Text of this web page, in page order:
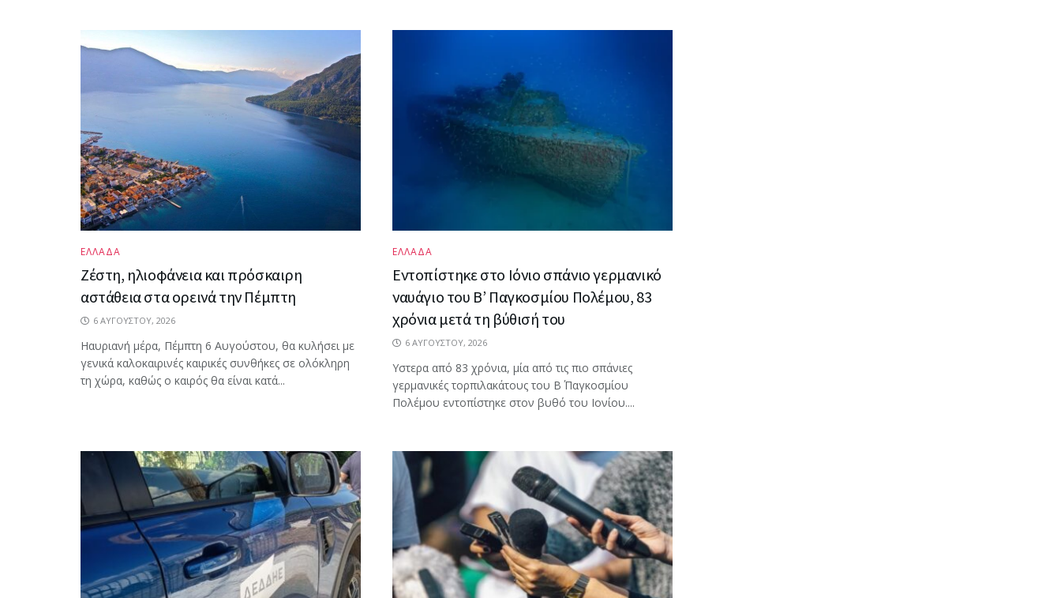
ΕΛΛΑΔΑ
Ζέστη, ηλιοφάνεια και πρόσκαιρη
αστάθεια στα ορεινά την Πέμπτη
6 ΑΥΓΟΎΣΤΟΥ, 2026
Ηαυριανή μέρα, Πέμπτη 6 Αυγούστου, θα κυλήσει με
γενικά καλοκαιρινές καιρικές συνθήκες σε ολόκληρη
τη χώρα, καθώς ο καιρός θα είναι κατά...
ΕΛΛΑΔΑ
Εντοπίστηκε στο Ιόνιο σπάνιο γερμανικό
ναυάγιο του Β’ Παγκοσμίου Πολέμου, 83
χρόνια μετά τη βύθισή του
6 ΑΥΓΟΎΣΤΟΥ, 2026
Υστερα από 83 χρόνια, μία από τις πιο σπάνιες
γερμανικές τορπιλακάτους του Β΄ Παγκοσμίου
Πολέμου εντοπίστηκε στον βυθό του Ιονίου....